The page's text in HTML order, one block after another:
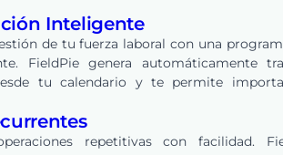
Inteligente
de tu fuerza laboral con una
FieldPie genera automáticamente
tu calendario y te permite
de una sola vez, eliminando la
Haz cambios en segundos,
a equipos y clientes, y asegúrate de
repetitivas con facilidad.